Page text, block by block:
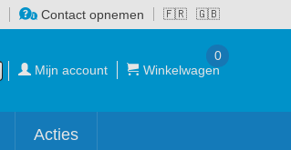
🇫🇷 🇬🇧
Contact opnemen
Excl. Mijn account Winkelwagen
0
Acties